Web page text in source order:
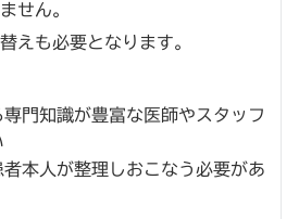
せん。
えも必要となります。
門知識が豊富な医師やスタッフ
本人が整理しおこなう必要があ